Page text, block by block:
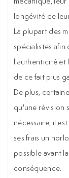
longévité de
La plupart des
spécialistes afin
l'authenticité et
de ce fait plus
De plus,
qu'une révision
nécessaire, il
ses frais un
possible avant
conséquence.